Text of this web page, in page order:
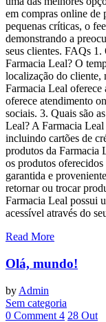
em compras online de
pequenas críticas, o
demonstrando a
seus clientes. FAQs 1.
Farmacia Leal? O
localização do cliente,
Farmacia Leal
oferece atendimento
sociais. 3. Quais são
Leal? A Farmacia Leal
incluindo cartões de
produtos da Farmacia
os produtos
garantida e
retornar ou trocar
Farmacia Leal possui
acessível através do
Read More
Olá, mundo!
by Admin
Sem categoria
0 Comment 4 28 Out